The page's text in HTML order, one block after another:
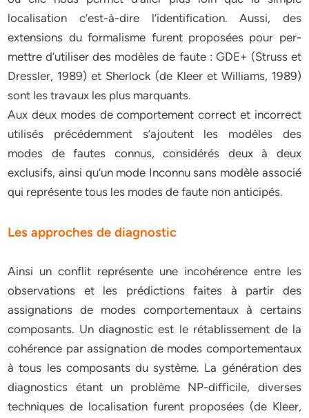
localisation c’est-à-dire l’identification. Aussi, des
extensions du formalisme furent proposées pour per-
mettre d’utiliser des modèles de faute : GDE+ (Struss et
Dressler, 1989) et Sherlock (de Kleer et Williams, 1989)
sont les travaux les plus marquants.
Aux deux modes de comportement correct et incorrect
utilisés précédemment s’ajoutent les modèles des
modes de fautes connus, considérés deux à deux
exclusifs, ainsi qu’un mode Inconnu sans modèle associé
qui représente tous les modes de faute non anticipés.
Les approches de diagnostic
Ainsi un conflit représente une incohérence entre les
observations et les prédictions faites à partir des
assignations de modes comportementaux à certains
composants. Un diagnostic est le rétablissement de la
cohérence par assignation de modes comportementaux
à tous les composants du système. La génération des
diagnostics étant un problème NP-diﬃcile, diverses
techniques de localisation furent proposées (de Kleer,